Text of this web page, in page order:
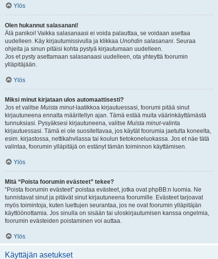
Ylös
Olen hukannut salasanani!
Älä panikoi! Vaikka salasanaasi ei voida palauttaa, se voidaan asettaa
uudelleen. Käy kirjautumissivulla ja klikkaa Unohdin salasanani. Seuraa
ohjeita ja sinun pitäisi kohta pystyä kirjautumaan uudelleen.
Jos et pysty asettamaan salasanaasi uudelleen, ota yhteyttä foorumin
ylläpitäjään.
Ylös
Miksi minut kirjataan ulos automaattisesti?
Jos et valitse Muista minut-laatikkoa kirjautuessasi, foorumi pitää sinut
kirjautuneena ennalta määritellyn ajan. Tämä estää muita väärinkäyttämästä
tunnuksiasi. Pysyäksesi kirjautuneena, valitse Muista minut-valinta
kirjautuessasi. Tämä ei ole suositeltavaa, jos käytät foorumia jaetulta koneelta,
esim. kirjastossa, nettikahvilassa tai koulun tietokoneluokassa. Jos et näe tätä
valintaa, foorumin ylläpitäjä on estänyt tämän toiminnon käyttämisen.
Ylös
Mitä “Poista foorumin evästeet” tekee?
“Poista foorumin evästeet” poistaa evästeet, jotka ovat phpBB:n luomia. Ne
tunnistavat sinut ja pitävät sinut kirjautuneena foorumille. Evästeet tarjoavat
myös toimintoja, kuten luettujen seurantaa, jos ne ovat foorumin ylläpitäjän
käyttöönottamia. Jos sinulla on sisään tai uloskirjautumisen kanssa ongelmia,
foorumin evästeiden poistaminen voi auttaa.
Ylös
Käyttäjän asetukset